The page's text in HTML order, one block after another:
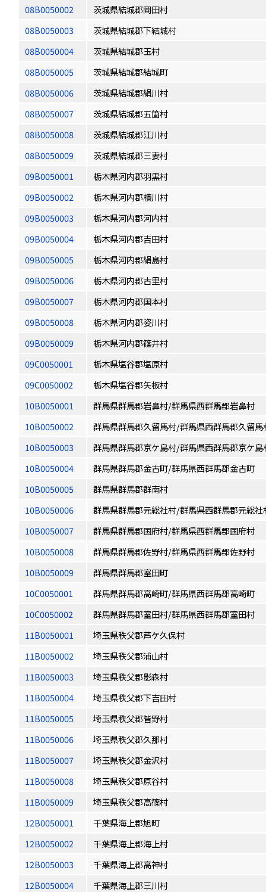
08B0050002
茨城県結城郡岡田村
08B0050003
茨城県結城郡下結城村
08B0050004
茨城県結城郡玉村
08B0050005
茨城県結城郡結城町
08B0050006
茨城県結城郡絹川村
08B0050007
茨城県結城郡五箇村
08B0050008
茨城県結城郡江川村
08B0050009
茨城県結城郡三妻村
09B0050001
栃木県河内郡羽黒村
09B0050002
栃木県河内郡横川村
09B0050003
栃木県河内郡河内村
09B0050004
栃木県河内郡吉田村
09B0050005
栃木県河内郡絹島村
09B0050006
栃木県河内郡古里村
09B0050007
栃木県河内郡国本村
09B0050008
栃木県河内郡姿川村
09B0050009
栃木県河内郡篠井村
09C0050001
栃木県塩谷郡塩原村
09C0050002
栃木県塩谷郡矢板村
10B0050001
群馬県群馬郡岩鼻村/群馬県西群馬郡岩鼻村
10B0050002
群馬県群馬郡久留馬村/群馬県西群馬郡久留馬
10B0050003
群馬県群馬郡京ケ島村/群馬県西群馬郡京ケ島
10B0050004
群馬県群馬郡金古町/群馬県西群馬郡金古町
10B0050005
群馬県群馬郡群南村
10B0050006
群馬県群馬郡元総社村/群馬県西群馬郡元総社
10B0050007
群馬県群馬郡国府村/群馬県西群馬郡国府村
10B0050008
群馬県群馬郡佐野村/群馬県西群馬郡佐野村
10B0050009
群馬県群馬郡室田町
10C0050001
群馬県群馬郡高崎町/群馬県西群馬郡高崎町
10C0050002
群馬県群馬郡室田村/群馬県西群馬郡室田村
11B0050001
埼玉県秩父郡芦ケ久保村
11B0050002
埼玉県秩父郡浦山村
11B0050003
埼玉県秩父郡影森村
11B0050004
埼玉県秩父郡下吉田村
11B0050005
埼玉県秩父郡皆野村
11B0050006
埼玉県秩父郡久那村
11B0050007
埼玉県秩父郡金沢村
11B0050008
埼玉県秩父郡原谷村
11B0050009
埼玉県秩父郡高篠村
12B0050001
千葉県海上郡旭町
12B0050002
千葉県海上郡海上村
12B0050003
千葉県海上郡高神村
12B0050004
千葉県海上郡三川村